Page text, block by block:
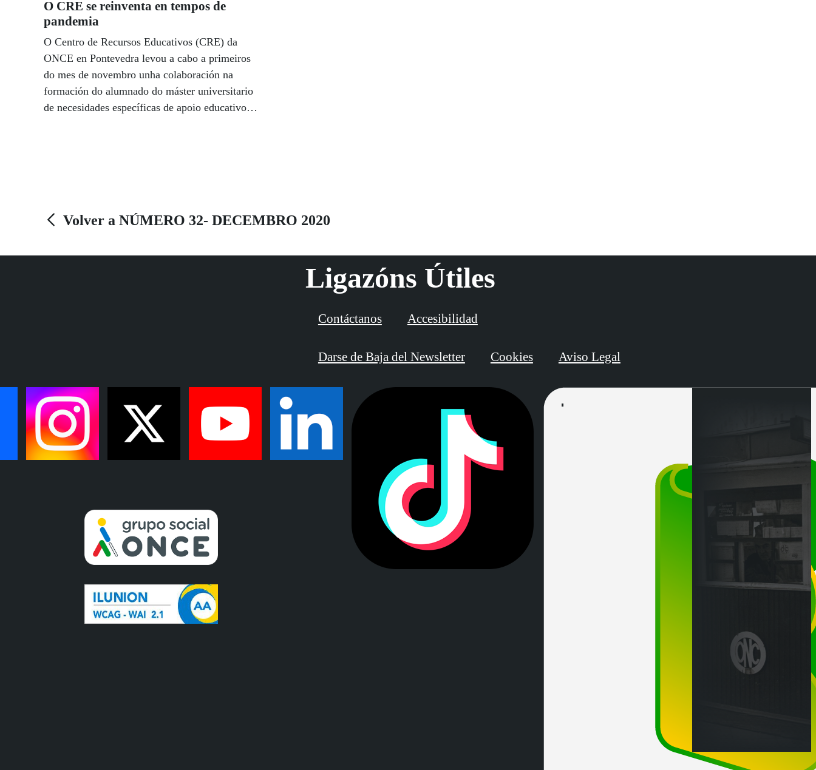
O CRE se reinventa en tempos de
pandemia
O Centro de Recursos Educativos (CRE) da
ONCE en Pontevedra levou a cabo a primeiros
do mes de novembro unha colaboración na
formación do alumnado do máster universitario
de necesidades específicas de apoio educativo.
Volver a NÚMERO 32- DECEMBRO 2020
Ligazóns Útiles
Contáctanos Accesibilidad
Darse de Baja del Newsletter Cookies Aviso Legal